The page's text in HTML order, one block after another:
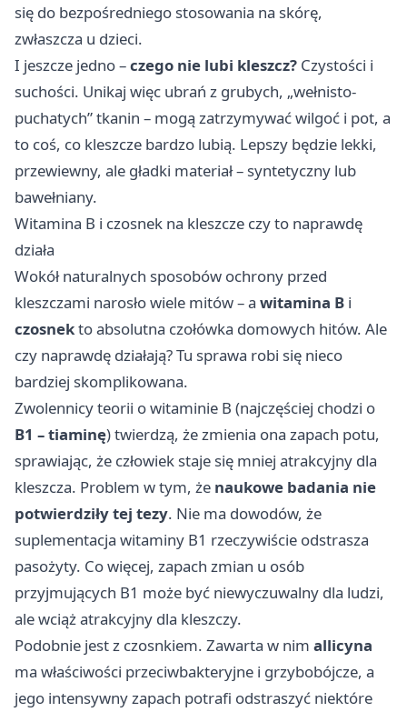
się do bezpośredniego stosowania na skórę,
zwłaszcza u dzieci.
I jeszcze jedno –czego nie lubi kleszcz? Czystości i
suchości. Unikaj więc ubrań z grubych, „wełnisto-
puchatych” tkanin – mogą zatrzymywać wilgoć i pot, a
to coś, co kleszcze bardzo lubią. Lepszy będzie lekki,
przewiewny, ale gładki materiał – syntetyczny lub
bawełniany.
Witamina B i czosnek na kleszcze czy to naprawdę
działa
Wokół naturalnych sposobów ochrony przed
kleszczami narosło wiele mitów – a witamina B i
czosnekto absolutna czołówka domowych hitów. Ale
czy naprawdę działają? Tu sprawa robi się nieco
bardziej skomplikowana.
Zwolennicy teorii o witaminie B (najczęściej chodzi o
B1 – tiaminę) twierdzą, że zmienia ona zapach potu,
sprawiając, że człowiek staje się mniej atrakcyjny dla
kleszcza. Problem w tym, że naukowe badania nie
potwierdziły tej tezy. Nie ma dowodów, że
suplementacja witaminy B1 rzeczywiście odstrasza
pasożyty. Co więcej, zapach zmian u osób
przyjmujących B1 może być niewyczuwalny dla ludzi,
ale wciąż atrakcyjny dla kleszczy.
Podobnie jest z czosnkiem. Zawarta w nim allicyna
ma właściwości przeciwbakteryjne i grzybobójcze, a
jego intensywny zapach potrafi odstraszyć niektóre